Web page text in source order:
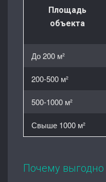
Площадь
объекта
До 200 м²
200-500 м²
500-1000 м²
Свыше 1000 м²
Почему